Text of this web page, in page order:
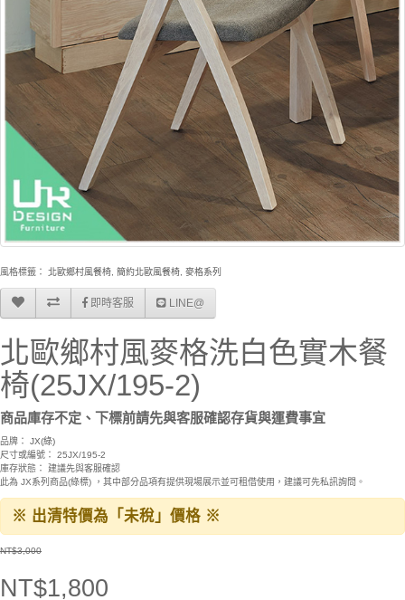
風格標籤： 北歐鄉村風餐椅 簡約北歐風餐椅 麥格系列
即時客服 LINE@
北歐鄉村風麥格洗白色實木餐
椅(25JX/195-2)
商品庫存不定、下標前請先與客服確認存貨與運費事宜
品牌： JX(綠)
尺寸或編號： 25JX/195-2
庫存狀態： 建議先與客服確認
此為 JX系列商品(綠標) ，其中部分品項有提供現場展示並可租借使用，建議可先私訊詢問。
※ 出清特價為「未稅」價格 ※
NT$3,000
NT$1,800